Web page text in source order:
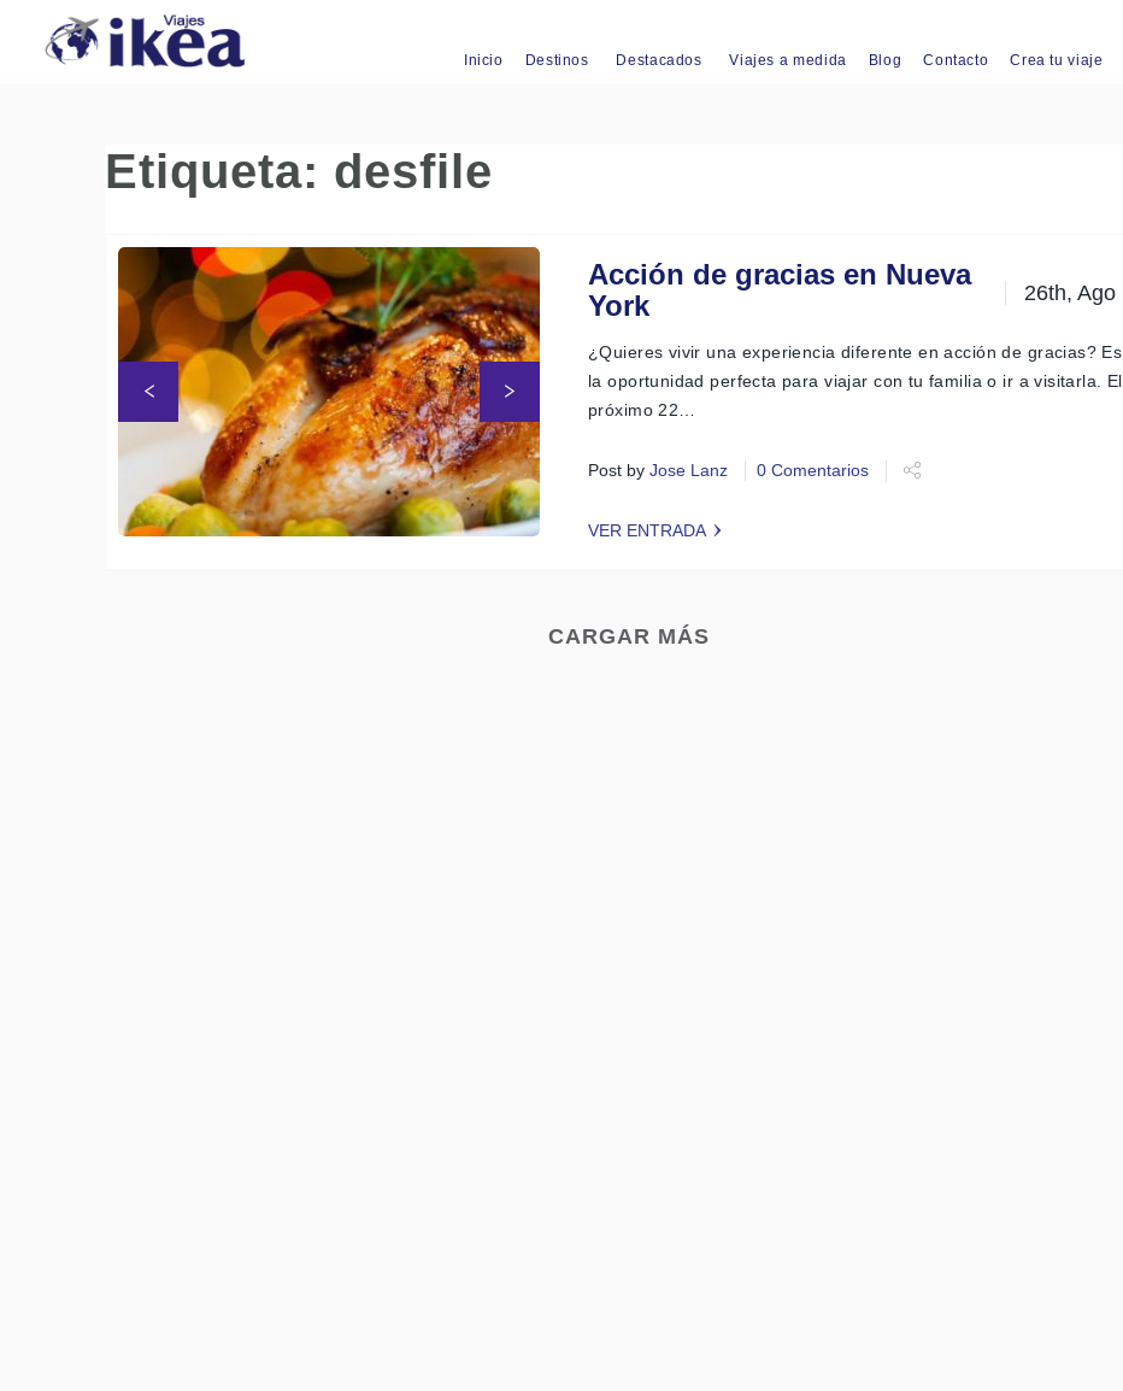
Inicio Destinos Destacados Viajes a medida Blog Contacto Crea tu viaje
Etiqueta: desfile
Siguiente
Acción de gracias en Nueva
York
26th, Ago
¿Quieres vivir una experiencia diferente en acción de gracias? Es
la oportunidad perfecta para viajar con tu familia o ir a visitarla. El
próximo 22…
Post by Jose Lanz 0 Comentarios
VER ENTRADA
CARGAR MÁS